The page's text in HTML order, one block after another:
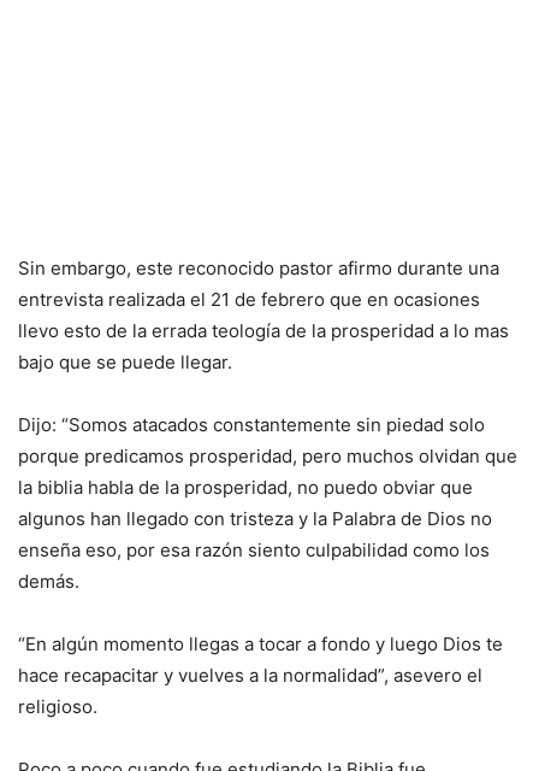
Sin embargo, este reconocido pastor afirmo durante una
entrevista realizada el 21 de febrero que en ocasiones
llevo esto de la errada teología de la prosperidad a lo mas
bajo que se puede llegar.
Dijo: “Somos atacados constantemente sin piedad solo
porque predicamos prosperidad, pero muchos olvidan que
la biblia habla de la prosperidad, no puedo obviar que
algunos han llegado con tristeza y la Palabra de Dios no
enseña eso, por esa razón siento culpabilidad como los
demás.
“En algún momento llegas a tocar a fondo y luego Dios te
hace recapacitar y vuelves a la normalidad”, asevero el
religioso.